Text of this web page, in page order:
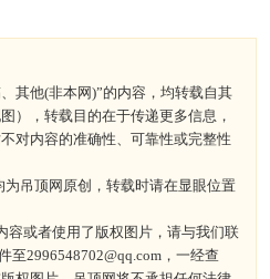
其他(非本网)”的内容，均转载自其
），转载目的在于传递更多信息，
对内容的准确性、可靠性或完整性
吊顶网原创，转载时请在显眼位置
容或者使用了版权图片，请与我们联
至2996548702@qq.com，一经查